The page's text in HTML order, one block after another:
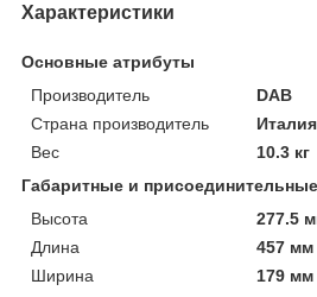
Характеристики
Основные атрибуты
Производитель
DAB
Страна производитель
Италия
Вес
10.3 кг
Габаритные и
Высота
277.5
Длина
457 мм
Ширина
179 мм